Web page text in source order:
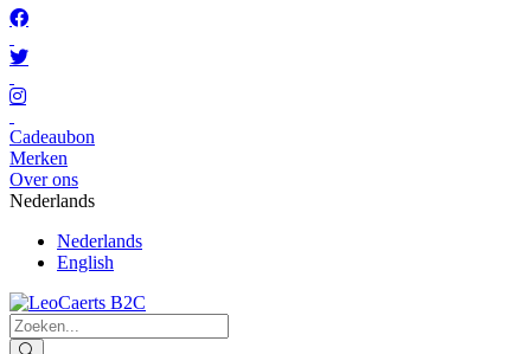
Cadeaubon
Merken
Over ons
Nederlands
Nederlands
English